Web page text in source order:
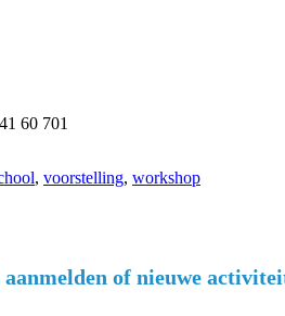
60 701
, voorstelling, workshop
of nieuwe